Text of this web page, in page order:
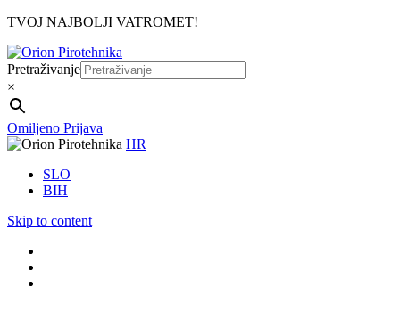
TVOJ NAJBOLJI VATROMET!
Pretraživanje
×
Omiljeno Prijava
HR
SLO
BIH
Skip to content